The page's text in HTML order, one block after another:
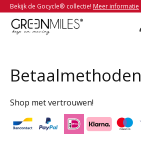
Bekijk de Gocycle® collectie! Meer informatie
Betaalmethoden
Shop met vertrouwen!